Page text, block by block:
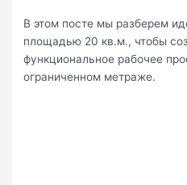
В этом посте мы разберем
площадью 20 кв.м., чтобы
функциональное рабочее
ограниченном метраже.